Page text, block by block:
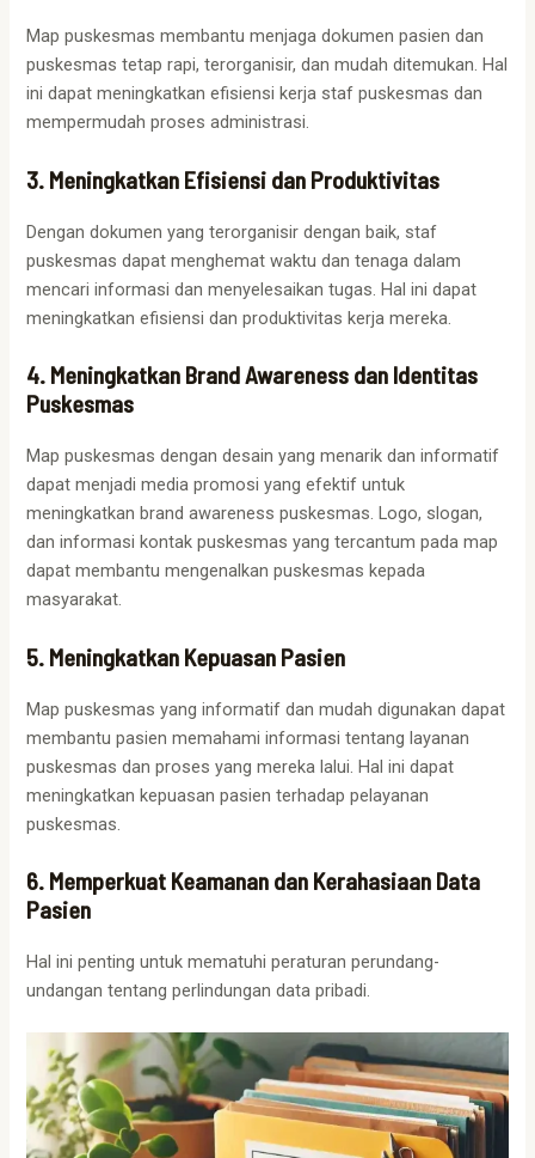
Map puskesmas membantu menjaga dokumen pasien dan
puskesmas tetap rapi, terorganisir, dan mudah ditemukan. Hal
ini dapat meningkatkan efisiensi kerja staf puskesmas dan
mempermudah proses administrasi.
3. Meningkatkan Efisiensi dan Produktivitas
Dengan dokumen yang terorganisir dengan baik, staf
puskesmas dapat menghemat waktu dan tenaga dalam
mencari informasi dan menyelesaikan tugas. Hal ini dapat
meningkatkan efisiensi dan produktivitas kerja mereka.
4. Meningkatkan Brand Awareness dan Identitas
Puskesmas
Map puskesmas dengan desain yang menarik dan informatif
dapat menjadi media promosi yang efektif untuk
meningkatkan brand awareness puskesmas. Logo, slogan,
dan informasi kontak puskesmas yang tercantum pada map
dapat membantu mengenalkan puskesmas kepada
masyarakat.
5. Meningkatkan Kepuasan Pasien
Map puskesmas yang informatif dan mudah digunakan dapat
membantu pasien memahami informasi tentang layanan
puskesmas dan proses yang mereka lalui. Hal ini dapat
meningkatkan kepuasan pasien terhadap pelayanan
puskesmas.
6. Memperkuat Keamanan dan Kerahasiaan Data
Pasien
Hal ini penting untuk mematuhi peraturan perundang-
undangan tentang perlindungan data pribadi.